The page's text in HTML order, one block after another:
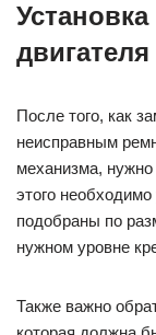
двигателя
После того, как
неисправным
механизма,
этого
подобраны по
нужном уровне
Также важно